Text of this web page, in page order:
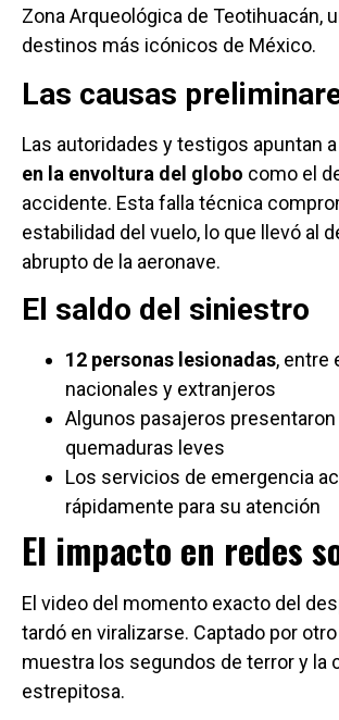
Zona Arqueológica de Teotihuacán,
destinos más icónicos de México.
Las causas
Las autoridades y testigos apuntan
en la envoltura del globo como el
accidente. Esta falla técnica
estabilidad del vuelo, lo que llevó al
abrupto de la aeronave.
El saldo del siniestro
12 personas lesionadas, entre
nacionales y extranjeros
Algunos pasajeros
quemaduras leves
Los servicios de emergencia
rápidamente para su atención
El impacto en redes
El video del momento exacto del
tardó en viralizarse. Captado por
muestra los segundos de terror y la
estrepitosa.